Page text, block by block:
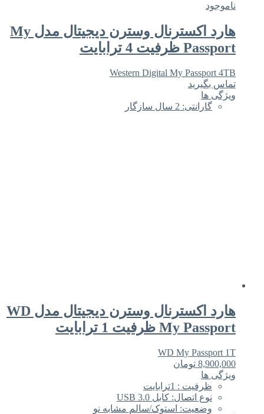
ناموجود
هارد اکسترنال وسترن دیجیتال مدل My
Passport ظرفیت 4 ترابایت
Western Digital My Passport 4TB
تماس بگیرید
ویژگی ها
گارانتی: 2 سال سازگار
هارد اکسترنال وسترن دیجیتال مدل WD
My Passport ظرفیت 1 ترابایت
WD My Passport 1T
8,900,000 تومان
ویژگی ها
ظرفیت : 1ترابایت
نوع اتصال: کابل USB 3.0
وضعیت: استوک/سالم مشابه نو